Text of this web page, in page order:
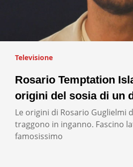
Televisione
Rosario Temptation
origini del sosia di un
Le origini di Rosario Guglielmi
traggono in inganno. Fascino
famosissimo